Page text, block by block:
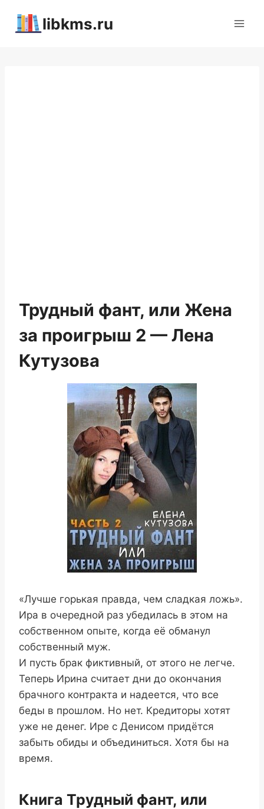
libkms.ru
Трудный фант, или Жена
за проигрыш 2 — Лена
Кутузова
«Лучше горькая правда, чем сладкая ложь».
Ира в очередной раз убедилась в этом на
собственном опыте, когда её обманул
собственный муж.
И пусть брак фиктивный, от этого не легче.
Теперь Ирина считает дни до окончания
брачного контракта и надеется, что все
беды в прошлом. Но нет. Кредиторы хотят
уже не денег. Ире с Денисом придётся
забыть обиды и объединиться. Хотя бы на
время.
Книга Трудный фант, или